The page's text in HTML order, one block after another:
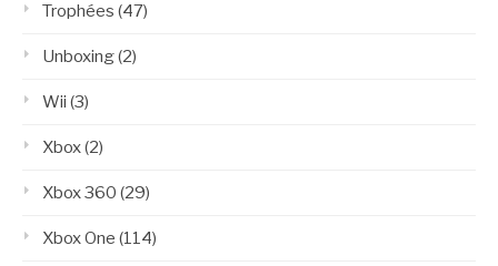
Trophées (47)
Unboxing(2)
Wii (3)
Xbox(2)
Xbox 360 (29)
Xbox One (114)